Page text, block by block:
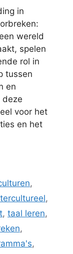
in
wereld
spelen
rol in
tussen
en
deze
voor het
en het
,
,
, taal leren,
,
,